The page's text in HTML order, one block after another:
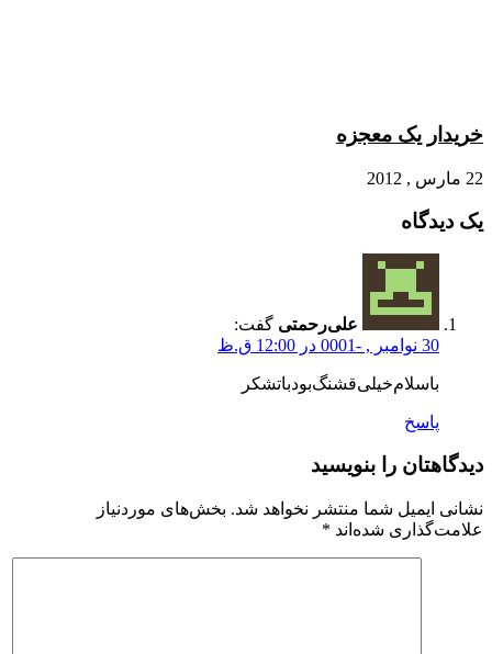
خریدار یک معجزه
22 مارس , 2012
یک دیدگاه
علی‌رحمتی گفت:
30 نوامبر , -0001 در 12:00 ق.ظ
باسلام‌خیلی‌قشنگ‌بودباتشکر
پاسخ
دیدگاهتان را بنویسید
نشانی ایمیل شما منتشر نخواهد شد. بخش‌های موردنیاز
علامت‌گذاری شده‌اند *